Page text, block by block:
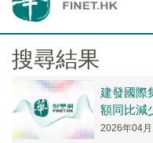
搜尋結果
建發國際
額同比減
2026年04